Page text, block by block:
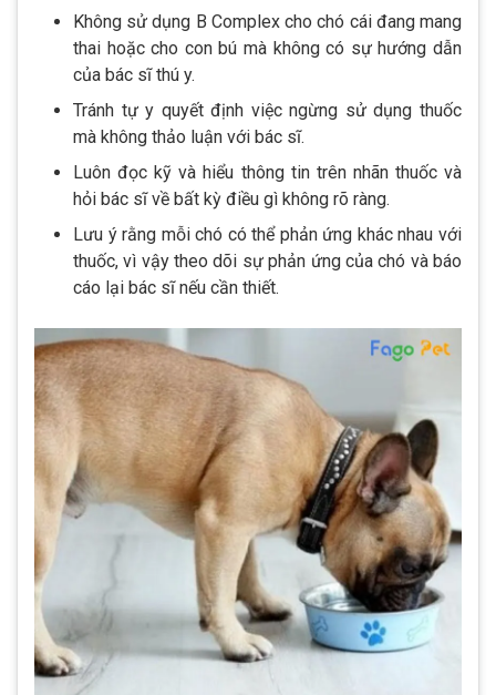
Không sử dụng B Complex cho chó cái đang mang
thai hoặc cho con bú mà không có sự hướng dẫn
của bác sĩ thú y.
Tránh tự y quyết định việc ngừng sử dụng thuốc
mà không thảo luận với bác sĩ.
Luôn đọc kỹ và hiểu thông tin trên nhãn thuốc và
hỏi bác sĩ về bất kỳ điều gì không rõ ràng.
Lưu ý rằng mỗi chó có thể phản ứng khác nhau với
thuốc, vì vậy theo dõi sự phản ứng của chó và báo
cáo lại bác sĩ nếu cần thiết.